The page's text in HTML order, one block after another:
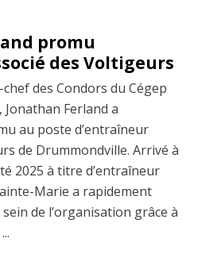
promu
des Voltigeurs
des Condors du Cégep
Jonathan Ferland a
au poste d’entraîneur
de Drummondville. Arrivé à
2025 à titre d’entraîneur
Marie a rapidement
de l’organisation grâce à